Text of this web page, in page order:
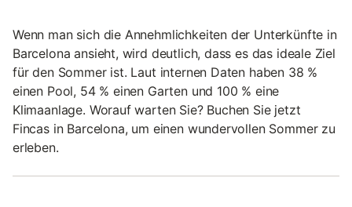
Wenn man sich die Annehmlichkeiten der Unterkünfte in
Barcelona ansieht, wird deutlich, dass es das ideale Ziel
für den Sommer ist. Laut internen Daten haben 38 %
einen Pool, 54 % einen Garten und 100 % eine
Klimaanlage. Worauf warten Sie? Buchen Sie jetzt
Fincas in Barcelona, um einen wundervollen Sommer zu
erleben.